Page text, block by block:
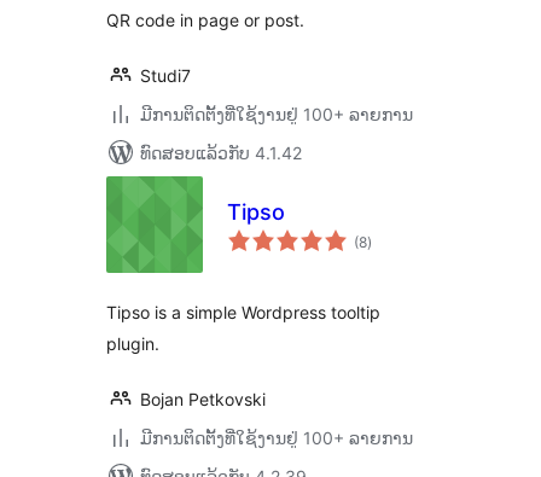
QR code in page or post.
Studi7
ມີການຕິດຕັ້ງທີ່ໃຊ້ງານຢູ່ 100+ ລາຍການ
ທົດສອບແລ້ວກັບ 4.1.42
Tipso
(8ຄະແນນ
ທັງໝົດ
)
Tipso is a simple Wordpress tooltip
plugin.
Bojan Petkovski
ມີການຕິດຕັ້ງທີ່ໃຊ້ງານຢູ່ 100+ ລາຍການ